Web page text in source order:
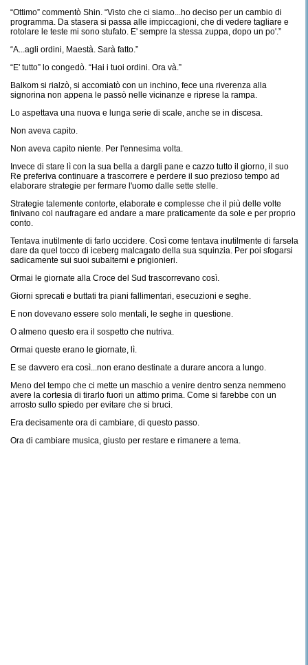
“Ottimo” commentò Shin. “Visto che ci siamo...ho deciso per un cambio di
programma. Da stasera si passa alle impiccagioni, che di vedere tagliare e
rotolare le teste mi sono stufato. E' sempre la stessa zuppa, dopo un po'.”
“A...agli ordini, Maestà. Sarà fatto.”
“E' tutto” lo congedò. “Hai i tuoi ordini. Ora và.”
Balkom si rialzò, si accomiatò con un inchino, fece una riverenza alla
signorina non appena le passò nelle vicinanze e riprese la rampa.
Lo aspettava una nuova e lunga serie di scale, anche se in discesa.
Non aveva capito.
Non aveva capito niente. Per l'ennesima volta.
Invece di stare lì con la sua bella a dargli pane e cazzo tutto il giorno, il suo
Re preferiva continuare a trascorrere e perdere il suo prezioso tempo ad
elaborare strategie per fermare l'uomo dalle sette stelle.
Strategie talemente contorte, elaborate e complesse che il più delle volte
finivano col naufragare ed andare a mare praticamente da sole e per proprio
conto.
Tentava inutilmente di farlo uccidere. Così come tentava inutilmente di farsela
dare da quel tocco di iceberg malcagato della sua squinzia. Per poi sfogarsi
sadicamente sui suoi subalterni e prigionieri.
Ormai le giornate alla Croce del Sud trascorrevano così.
Giorni sprecati e buttati tra piani fallimentari, esecuzioni e seghe.
E non dovevano essere solo mentali, le seghe in questione.
O almeno questo era il sospetto che nutriva.
Ormai queste erano le giornate, lì.
E se davvero era così...non erano destinate a durare ancora a lungo.
Meno del tempo che ci mette un maschio a venire dentro senza nemmeno
avere la cortesia di tirarlo fuori un attimo prima. Come si farebbe con un
arrosto sullo spiedo per evitare che si bruci.
Era decisamente ora di cambiare, di questo passo.
Ora di cambiare musica, giusto per restare e rimanere a tema.